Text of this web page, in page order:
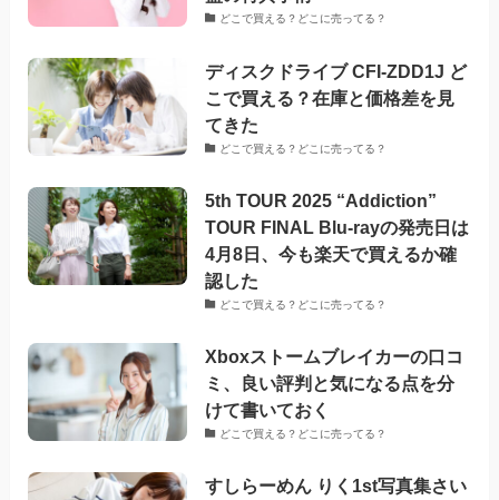
どこで買える？どこに売ってる？
ディスクドライブ CFI-ZDD1J ど
こで買える？在庫と価格差を見
てきた
どこで買える？どこに売ってる？
5th TOUR 2025 “Addiction”
TOUR FINAL Blu-rayの発売日は
4月8日、今も楽天で買えるか確
認した
どこで買える？どこに売ってる？
Xboxストームブレイカーの口コ
ミ、良い評判と気になる点を分
けて書いておく
どこで買える？どこに売ってる？
すしらーめん りく1st写真集さい